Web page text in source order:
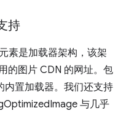
持
素是加载器架构，该架
的图片 CDN 的网址。包
内置加载器。我们还支持
与几乎